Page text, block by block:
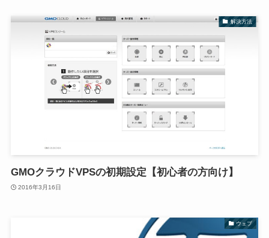
解決方法
GMOクラウドVPSの初期設定【初心者の方向け】
2016年3月16日
ウェブ